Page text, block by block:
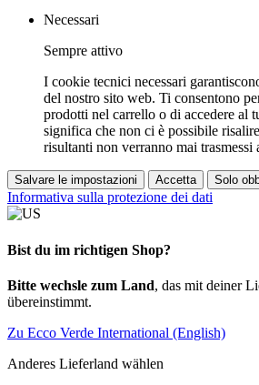
Necessari
Sempre attivo
I cookie tecnici necessari
del nostro sito web. Ti consentono
prodotti nel carrello o di accedere al
significa che non ci è possibile
risultanti non verranno mai trasmessi
Salvare le impostazioni Accetta Solo
Informativa sulla protezione dei dati
Bist du im richtigen Shop?
Bitte wechsle zum Land, das mit deiner
übereinstimmt.
Zu Ecco Verde International (English)
Anderes Lieferland wählen